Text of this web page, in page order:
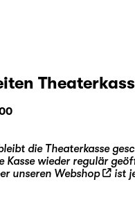
die Theaterkasse
Kasse wieder regulär
unseren Webshop
ist